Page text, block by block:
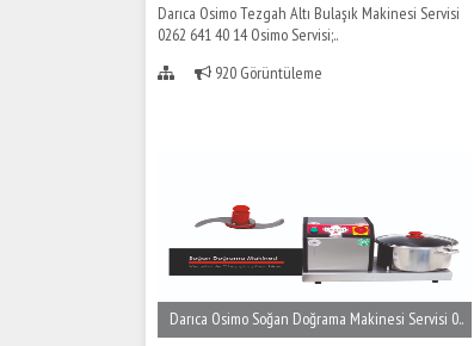
Darıca Osimo Tezgah Altı Bulaşık Makinesi Servisi
0262 641 40 14 Osimo Servisi;..
920 Görüntüleme
Darıca Osimo Soğan Doğrama Makinesi Servisi 0..